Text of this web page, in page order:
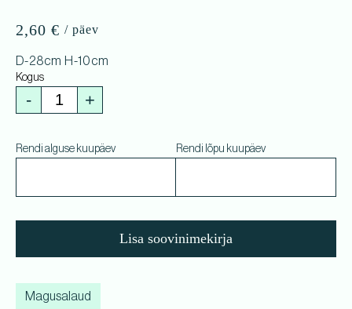
2,60 €
D-28cm H-10cm
- +
Rendi alguse kuupäev Rendi lõpu kuupäev
Lisa soovinimekirja
Magusalaud